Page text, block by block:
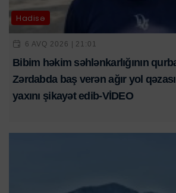
Hadisə
6 AVQ 2026 | 21:01
Bibim həkim səhlənkarlığının
Zərdabda baş verən ağır yol
yaxını şikayət edib-VİDEO